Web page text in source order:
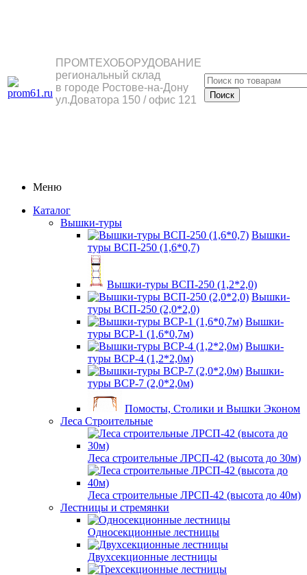
ПРОМТЕХОБОРУДОВАНИЕ
региональный склад
в городе Ростове-на-Дону
ул.Доватора 150 / офис 121
Меню
Каталог
Вышки-туры
Вышки-
туры ВСП-250 (1,6*0,7)
Вышки-туры ВСП-250 (1,2*2,0)
Вышки-
туры ВСП-250 (2,0*2,0)
Вышки-
туры ВСР-1 (1,6*0,7м)
Вышки-
туры ВСР-4 (1,2*2,0м)
Вышки-
туры ВСР-7 (2,0*2,0м)
Помосты, Столики и Вышки Эконом
Леса Строительные
Леса строительные ЛРСП-42 (высота до 30м)
Леса строительные ЛРСП-42 (высота до 40м)
Лестницы и стремянки
Односекционные лестницы
Двухсекционные лестницы